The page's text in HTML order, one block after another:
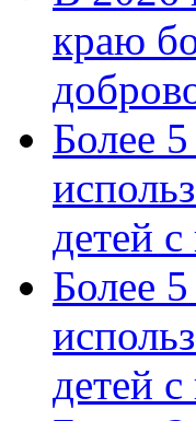
краю
Более
детей
Более
детей с